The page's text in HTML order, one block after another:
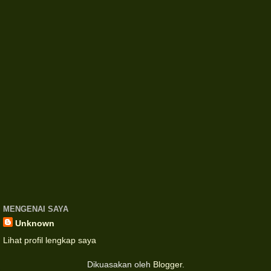
MENGENAI SAYA
Unknown
Lihat profil lengkap saya
Dikuasakan oleh Blogger.